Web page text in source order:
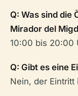
Q: Was sind die
Mirador del
10:00 bis 20:00
Q: Gibt es eine
Nein, der Eintritt